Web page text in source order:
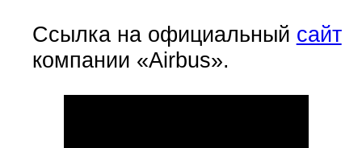
Ссылка на официальный сайт
компании «Airbus».